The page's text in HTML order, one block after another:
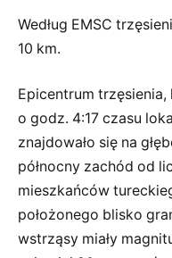
Według EMSC
10 km.
Epicentrum trzęsienia,
o godz. 4:17 czasu
znajdowało się na
północny zachód od
mieszkańców
położonego blisko
wstrząsy miały